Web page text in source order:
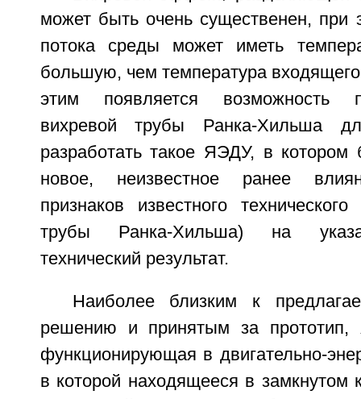
может быть очень существенен, при
потока среды может иметь
большую, чем температура
этим появляется возможность
вихревой трубы Ранка-Хильша
разработать такое ЯЭДУ, в котором
новое, неизвестное ранее
признаков известного
трубы Ранка-Хильша) на
технический результат.
Наиболее близким к
решению и принятым за
функционирующая в двигательно-
в которой находящееся в замкнутом